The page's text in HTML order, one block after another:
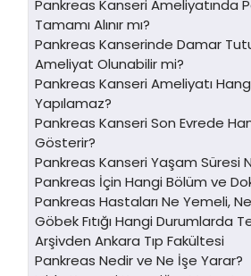
Pankreas Kanseri Ameliyatında
Tamamı Alınır mı?
Pankreas Kanserinde Damar
Ameliyat Olunabilir mi?
Pankreas Kanseri Ameliyatı
Yapılamaz?
Pankreas Kanseri Son Evrede
Gösterir?
Pankreas Kanseri Yaşam Süresi
Pankreas İçin Hangi Bölüm ve
Pankreas Hastaları Ne Yemeli,
Göbek Fıtığı Hangi Durumlarda
Arşivden Ankara Tıp Fakültesi
Pankreas Nedir ve Ne İşe Yarar?